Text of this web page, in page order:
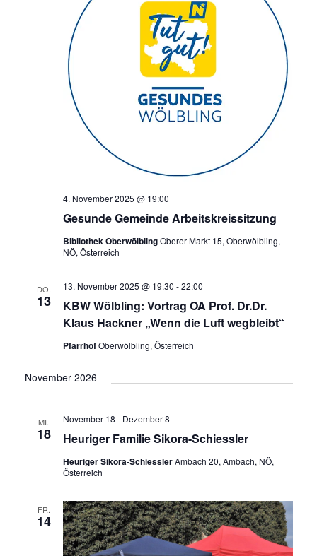
Gesunde Gemeinde Arbeitskreissitzung
4. November 2025 @ 19:00
Bibliothek OberwölblingOberer Markt 15, Oberwölbling,
NÖ, Österreich
DO.
13
KBW Wölbling: Vortrag OA Prof. Dr.Dr.
Klaus Hackner „Wenn die Luft wegbleibt“
13. November 2025 @ 19:30 -22:00
PfarrhofOberwölbling, Österreich
November 2026
MI.
18 Heuriger Familie Sikora-Schiessler
November 18 - Dezember 8
Heuriger Sikora-SchiesslerAmbach 20, Ambach, NÖ,
Österreich
FR.
14